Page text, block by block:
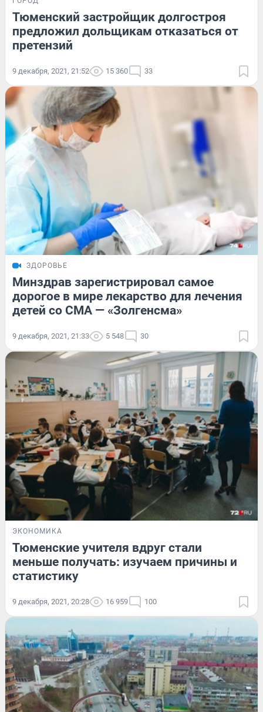
Тюменский застройщик долгостроя
предложил дольщикам отказаться от
претензий
9 декабря, 2021, 21:52 15 360 33
ЗДОРОВЬЕ
Минздрав зарегистрировал самое
дорогое в мире лекарство для лечения
детей со СМА — «Золгенсма»
9 декабря, 2021, 21:33 5 548 30
ЭКОНОМИКА
Тюменские учителя вдруг стали
меньше получать: изучаем причины и
статистику
9 декабря, 2021, 20:28 16 959 100